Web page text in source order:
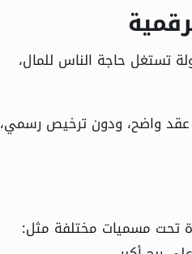
تستغل حاجة الناس للمال،
مخاطرة، ودون عقد واضح، ودون ترخيص رسمي،
تحت مسميات مختلفة مثل: